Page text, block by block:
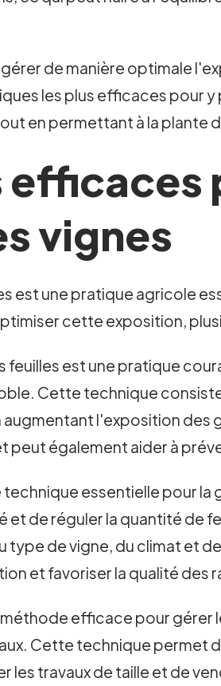
de manière optimale
les plus efficaces pour
en permettant à la plante
efficaces
vignes
est une pratique agricole
cette exposition,
est une pratique
Cette technique
l'exposition
peut également aider à
technique essentielle pour
de réguler la quantité de
de vigne, du climat et
et favoriser la qualité des
efficace pour
Cette technique permet
les travaux de taille et de